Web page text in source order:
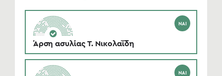
ΝΑΙ
Άρση ασυλίας Τ. Νικολαΐδη
ΝΑΙ